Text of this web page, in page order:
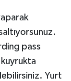
pass
kuyrukta
Yurt